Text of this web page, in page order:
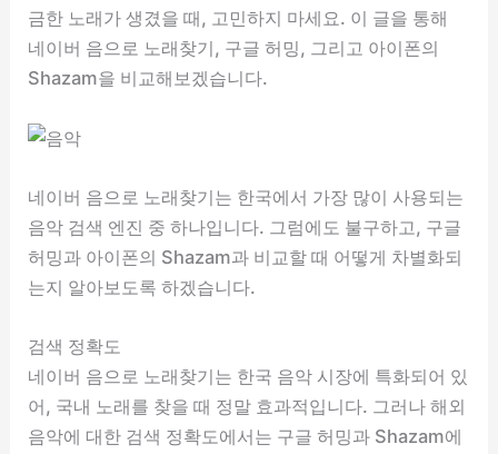
금한 노래가 생겼을 때, 고민하지 마세요. 이 글을 통해
네이버 음으로 노래찾기, 구글 허밍, 그리고 아이폰의
Shazam을 비교해보겠습니다.
네이버 음으로 노래찾기는 한국에서 가장 많이 사용되는
음악 검색 엔진 중 하나입니다. 그럼에도 불구하고, 구글
허밍과 아이폰의 Shazam과 비교할 때 어떻게 차별화되
는지 알아보도록 하겠습니다.
검색 정확도
네이버 음으로 노래찾기는 한국 음악 시장에 특화되어 있
어, 국내 노래를 찾을 때 정말 효과적입니다. 그러나 해외
음악에 대한 검색 정확도에서는 구글 허밍과 Shazam에